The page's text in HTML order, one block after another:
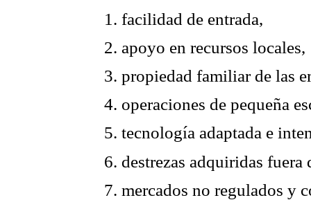
1. facilidad de entrada,
2. apoyo en recursos locales,
3. propiedad familiar de las
4. operaciones de pequeña
5. tecnología adaptada e
6. destrezas adquiridas
7. mercados no regulados y